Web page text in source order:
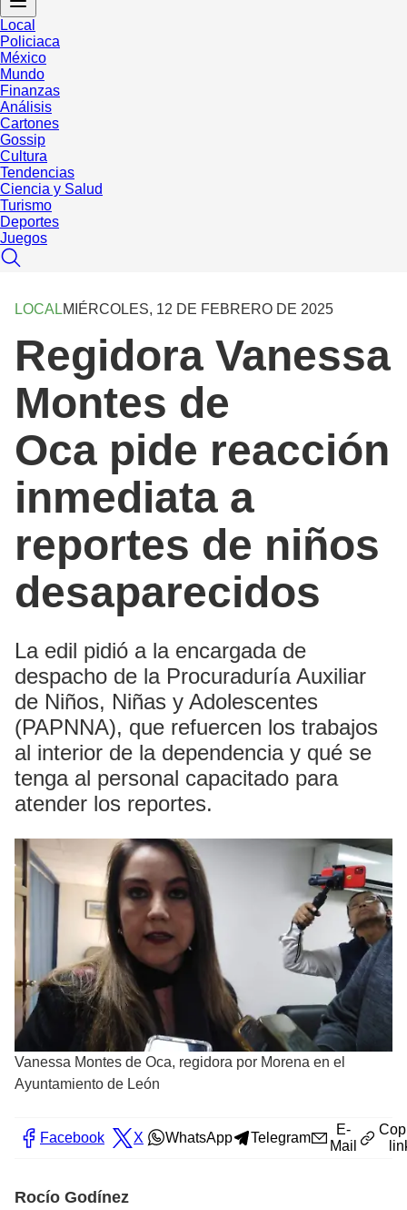
Local
Policiaca
México
Mundo
Finanzas
Análisis
Cartones
Gossip
Cultura
Tendencias
Ciencia y Salud
Turismo
Deportes
Juegos
LOCALMIÉRCOLES, 12 DE FEBRERO DE 2025
Regidora Vanessa
Montes de
Oca pide reacción
inmediata a
reportes de niños
desaparecidos
La edil pidió a la encargada de
despacho de la Procuraduría Auxiliar
de Niños, Niñas y Adolescentes
(PAPNNA), que refuercen los trabajos
al interior de la dependencia y qué se
tenga al personal capacitado para
atender los reportes.
Vanessa Montes de Oca, regidora por Morena en el
Ayuntamiento de León
Facebook X WhatsApp Telegram
E-
Mail
Rocío Godínez